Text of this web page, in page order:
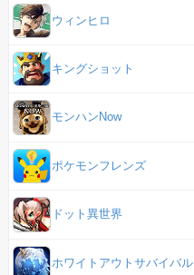
ウィンヒロ
キングショット
モンハンNow
ポケモンフレンズ
ドット異世界
ホワイトアウトサバイバル